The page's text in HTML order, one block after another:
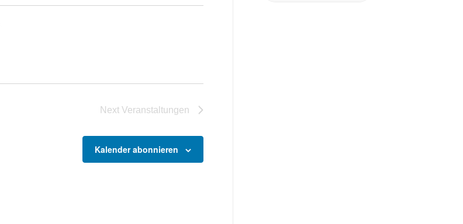
NextVeranstaltungen
Kalender abonnieren